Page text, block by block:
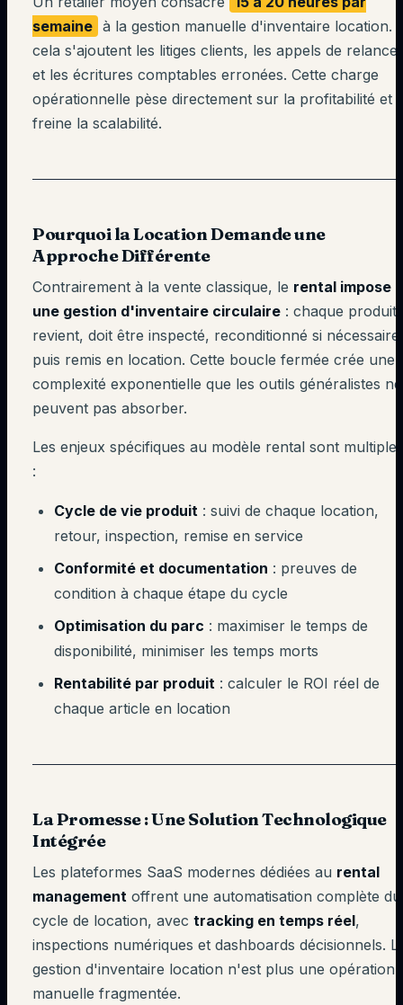
semaine à la gestion manuelle d'inventaire location.
cela s'ajoutent les litiges clients, les appels de relance
et les écritures comptables erronées. Cette charge
opérationnelle pèse directement sur la profitabilité et
freine la scalabilité.
Pourquoi la Location Demande une
Approche Différente
Contrairement à la vente classique, le rental impose
une gestion d'inventaire circulaire : chaque produit
revient, doit être inspecté, reconditionné si nécessaire,
puis remis en location. Cette boucle fermée crée une
complexité exponentielle que les outils généralistes ne
peuvent pas absorber.
Les enjeux spécifiques au modèle rental sont multiples
:
Cycle de vie produit : suivi de chaque location,
retour, inspection, remise en service
Conformité et documentation : preuves de
condition à chaque étape du cycle
Optimisation du parc : maximiser le temps de
disponibilité, minimiser les temps morts
Rentabilité par produit : calculer le ROI réel de
chaque article en location
La Promesse : Une Solution Technologique
Intégrée
Les plateformes SaaS modernes dédiées au rental
management offrent une automatisation complète du
cycle de location, avec tracking en temps réel,
inspections numériques et dashboards décisionnels.
gestion d'inventaire location n'est plus une opération
manuelle fragmentée.